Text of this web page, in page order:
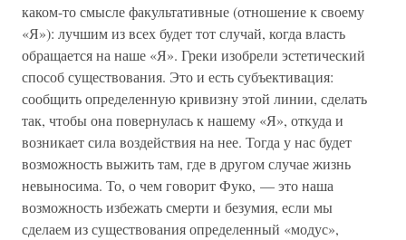
каком-то смысле факультативные (отношение к своему
«Я»): лучшим из всех будет тот случай, когда власть
обращается на наше «Я». Греки изобрели эстетический
способ существования. Это и есть субъективация:
сообщить определенную кривизну этой линии, сделать
так, чтобы она повернулась к нашему «Я», откуда и
возникает сила воздействия на нее. Тогда у нас будет
возможность выжить там, где в другом случае жизнь
невыносима. То, о чем говорит Фуко, — это наша
возможность избежать смерти и безумия, если мы
сделаем из существования определенный «модус»,